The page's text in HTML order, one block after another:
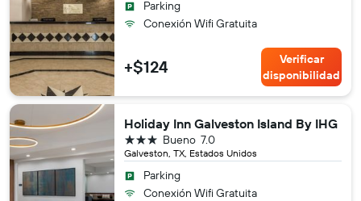
Parking
Conexión Wifi Gratuita
+$124
Verificar
disponibilidad
Holiday Inn Galveston Island By IHG
Galveston, TX, Estados Unidos
7.0
Bueno
3 estrellas
Parking
Conexión Wifi Gratuita